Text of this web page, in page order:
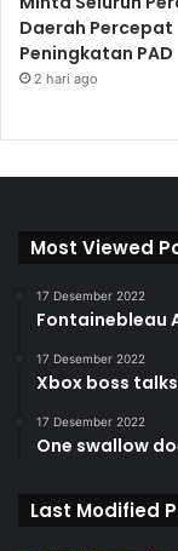
Daerah Percepat
Peningkatan PAD
2 hari ago
Most Viewed
17 Desember 2022
Fontainebleau
17 Desember 2022
Xbox boss
17 Desember 2022
One swallow
Last Modified